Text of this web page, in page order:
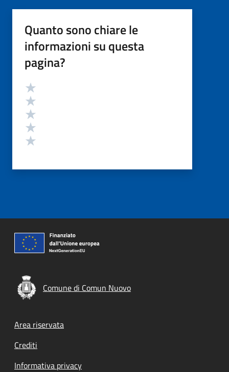
Quanto sono chiare le
informazioni su questa
pagina?
Valutazione
Comune di Comun Nuovo
Footer menu
Area riservata
Crediti
Informativa privacy